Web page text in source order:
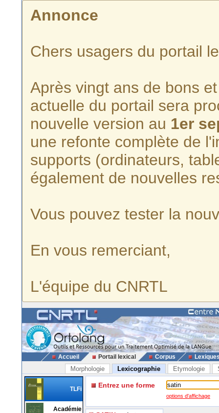
Annonce
Chers usagers du portail
Après vingt ans de bons
actuelle du portail sera
nouvelle version au 1er
une refonte complète de
supports (ordinateurs,
également de nouvelles
Vous pouvez tester la
En vous remerciant,
L'équipe du CNRTL
Accueil Portail lexical Corpus
Morphologie Lexicographie Etymologie
TLFi
Académie
Entrez une forme
options d'affichage